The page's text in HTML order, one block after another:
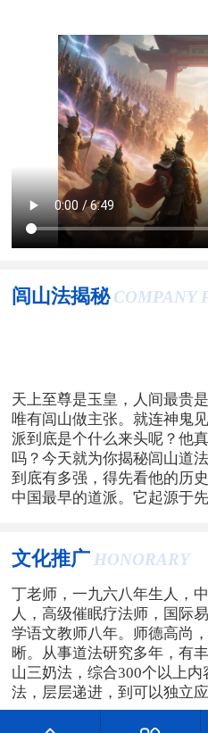
闾山法揭秘 COMPANY
天上至尊是玉皇，人间最贵
唯有闾山做主张。就连神鬼
派到底是个什么来头呢？他
吗？今天就为你揭秘闾山道
到底有多强，得先看他的历
中国最早的道派。它起源于
文化推广 HONORARY
丁老师，一九六八年生人，
人，高级催眠疗法师，国际
学语文教师八年。师德高尚
晰。从事道法研究多年，有
山三奶法，综合300个以上
法，层层递进，到可以独立